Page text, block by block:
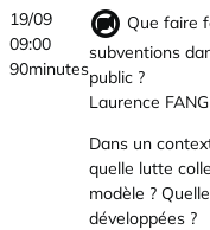
19/09
09:00
90minutes
Que faire
subventions
public ?
Laurence
Dans un
quelle lutte
modèle ?
développées ?